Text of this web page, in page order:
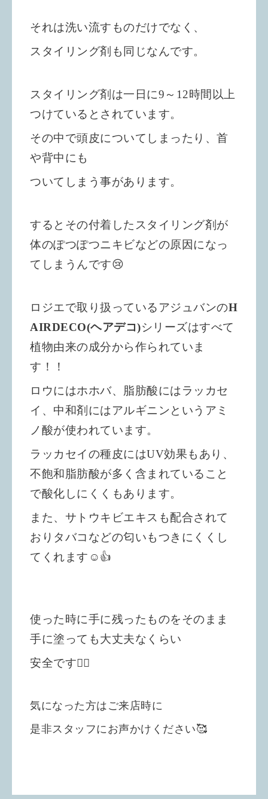
それは洗い流すものだけでなく、
スタイリング剤も同じなんです。
スタイリング剤は一日に9～12時間以上
つけているとされています。
その中で頭皮についてしまったり、首
や背中にも
ついてしまう事があります。
するとその付着したスタイリング剤が
体のぽつぽつニキビなどの原因になっ
てしまうんです😢
ロジエで取り扱っているアジュバンのH
AIRDECO(ヘアデコ)シリーズはすべて
植物由来の成分から作られていま
す！！
ロウにはホホバ、脂肪酸にはラッカセ
イ、中和剤にはアルギニンというアミ
ノ酸が使われています。
ラッカセイの種皮にはUV効果もあり、
不飽和脂肪酸が多く含まれていること
で酸化しにくくもあります。
また、サトウキビエキスも配合されて
おりタバコなどの匂いもつきにくくし
てくれます☺️👍
使った時に手に残ったものをそのまま
手に塗っても大丈夫なくらい
安全です🙆‍♀️
気になった方はご来店時に
是非スタッフにお声かけください🥰